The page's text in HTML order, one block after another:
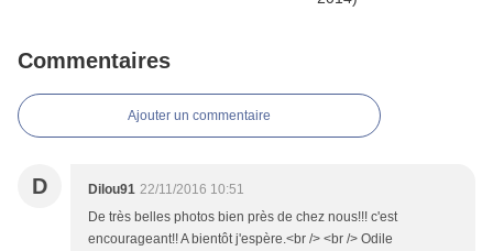
Commentaires
Ajouter un commentaire
D Dilou91 22/11/2016 10:51
De très belles photos bien près de chez nous!!! c'est
encourageant!! A bientôt j'espère.<br /> <br /> Odile